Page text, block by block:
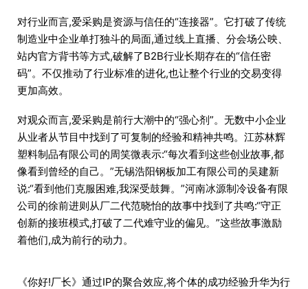
对行业而言,爱采购是资源与信任的“连接器”。它打破了传统
制造业中企业单打独斗的局面,通过线上直播、分会场公映、
站内官方背书等方式,破解了B2B行业长期存在的“信任密
码”。不仅推动了行业标准的进化,也让整个行业的交易变得
更加高效。
对观众而言,爱采购是前行大潮中的“强心剂”。无数中小企业
从业者从节目中找到了可复制的经验和精神共鸣。江苏林辉
塑料制品有限公司的周笑微表示:“每次看到这些创业故事,都
像看到曾经的自己。”无锡浩阳钢板加工有限公司的吴建新
说:“看到他们克服困难,我深受鼓舞。”河南冰源制冷设备有限
公司的徐前进则从厂二代范晓怡的故事中找到了共鸣:“守正
创新的接班模式,打破了二代难守业的偏见。”这些故事激励
着他们,成为前行的动力。
《你好!厂长》通过IP的聚合效应,将个体的成功经验升华为行